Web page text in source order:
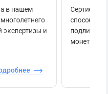
в нашем
экспертизы и
способов
монеты.